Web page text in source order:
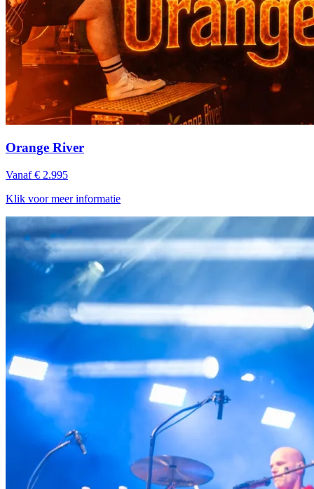
Orange River
Vanaf € 2.995
Klik voor meer informatie